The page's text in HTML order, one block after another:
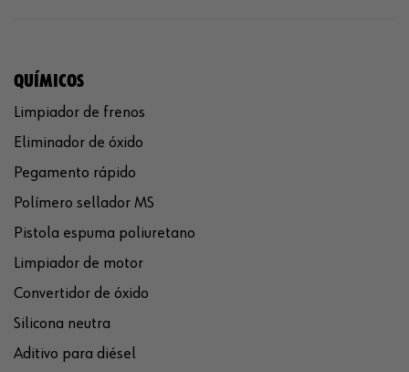
QUÍMICOS
Limpiador de frenos
Eliminador de óxido
Pegamento rápido
Polímero sellador MS
Pistola espuma poliuretano
Limpiador de motor
Convertidor de óxido
Silicona neutra
Aditivo para diésel